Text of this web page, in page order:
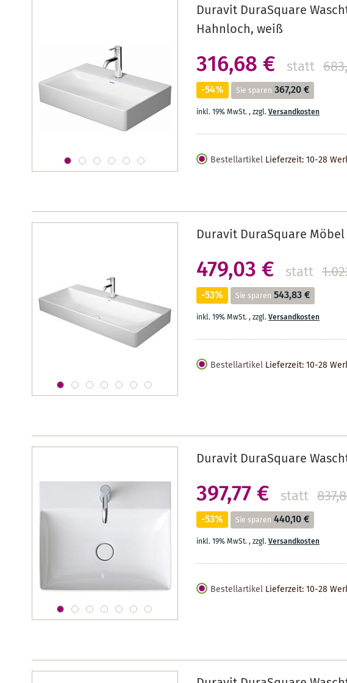
Duravit DuraSquare
Hahnloch, weiß
316,68 € statt
-54% Sie sparen 367,20 €
inkl. 19% MwSt.,zzgl.Versandkosten
Bestellartikel Lieferzeit: 10-28
Duravit DuraSquare
479,03 € statt
-53% Sie sparen 543,83 €
inkl. 19% MwSt.,zzgl.Versandkosten
Bestellartikel Lieferzeit: 10-28
Duravit DuraSquare
397,77 € statt
-53% Sie sparen 440,10 €
inkl. 19% MwSt.,zzgl.Versandkosten
Bestellartikel Lieferzeit: 10-28